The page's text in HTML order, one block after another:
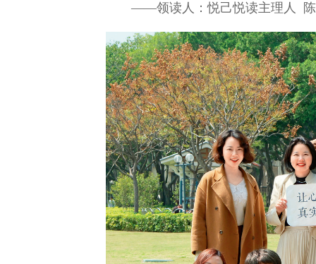
——领读人：悦己悦读主理人
人大代表金瑞瑞：做绣娘身边的法
王卓伦：战地